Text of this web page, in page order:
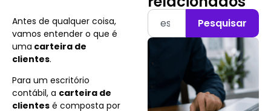
Antes de qualquer coisa,
vamos entender o que é
uma carteira de
clientes.
Para um escritório
contábil, a carteira de
clientes é composta por
Pesquisar